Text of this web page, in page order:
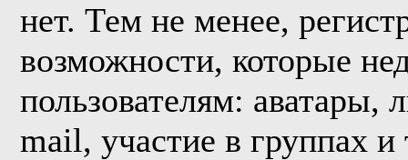
нет. Тем не менее,
возможности, которые
пользователям: аватары,
mail, участие в группах и